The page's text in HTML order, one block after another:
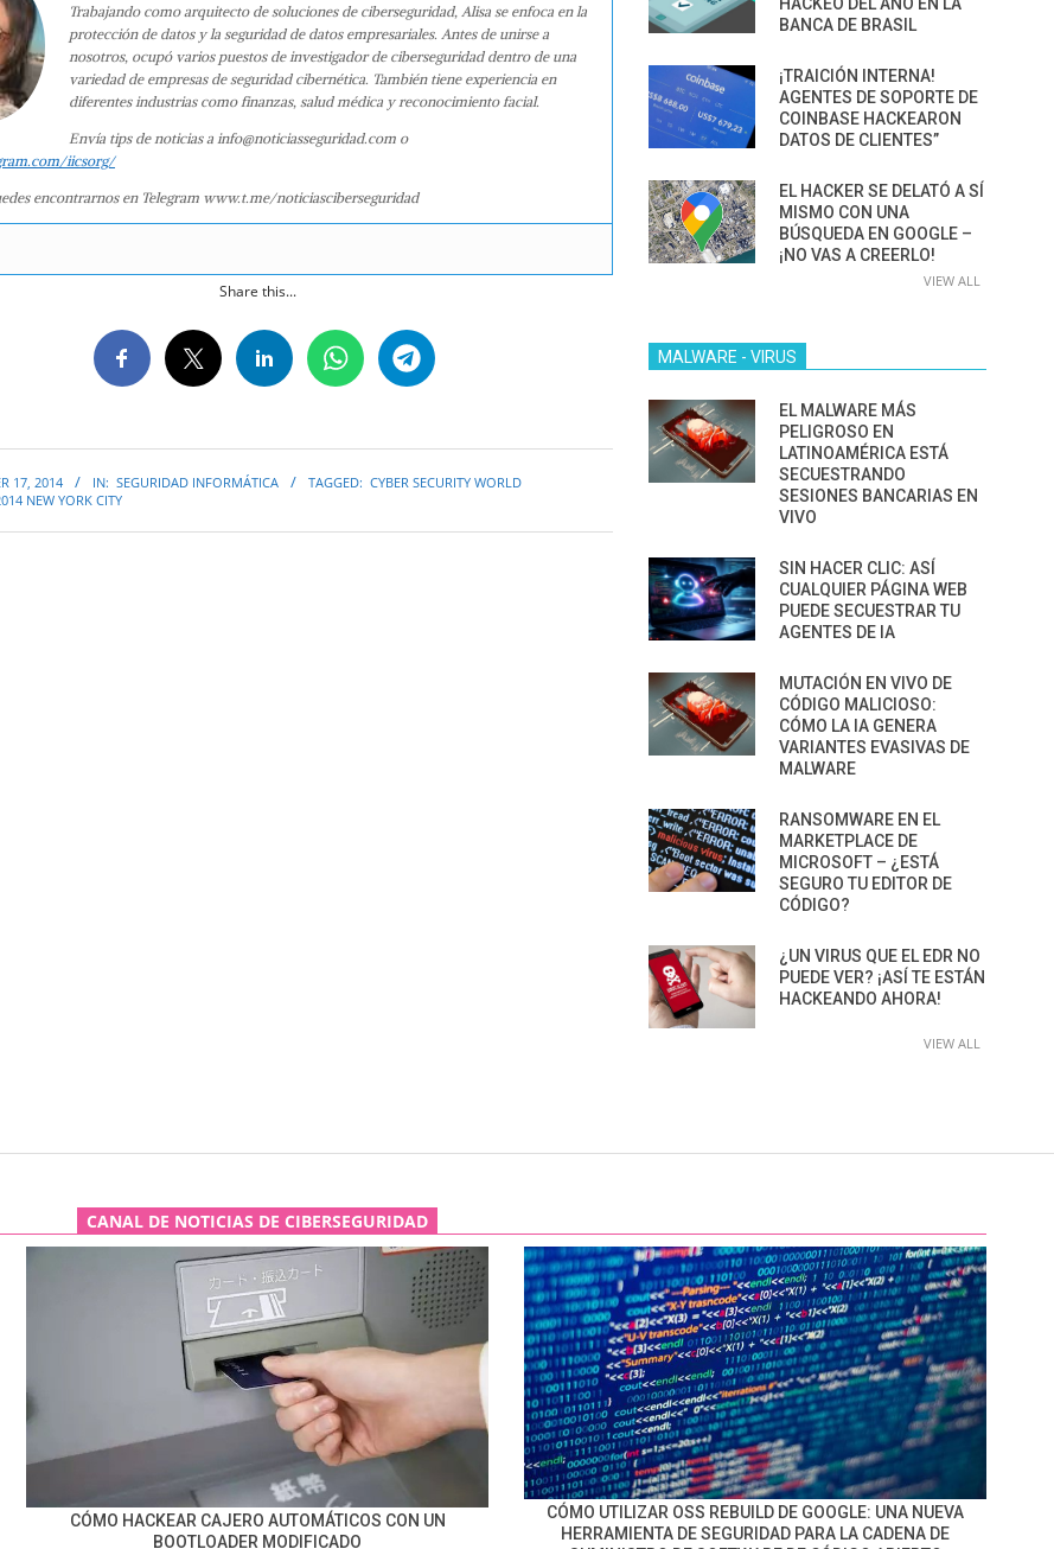
Trabajando como arquitecto de soluciones de ciberseguridad, Alisa se enfoca en la
protección de datos y la seguridad de datos empresariales. Antes de unirse a
nosotros, ocupó varios puestos de investigador de ciberseguridad dentro de una
variedad de empresas de seguridad cibernética. También tiene experiencia en
diferentes industrias como finanzas, salud médica y reconocimiento facial.
Envía tips de noticias a info@noticiasseguridad.com o
iicsorg/
encontrarnos en Telegram www.t.me/noticiasciberseguridad
Share this...
17, 2014 IN: SEGURIDAD INFORMÁTICA TAGGED: CYBER SECURITY WORLD
NEW YORK CITY
BANCA DE BRASIL
¡TRAICIÓN INTERNA!
AGENTES DE SOPORTE DE
COINBASE HACKEARON
DATOS DE CLIENTES”
EL HACKER SE DELATÓ A SÍ
MISMO CON UNA
BÚSQUEDA EN GOOGLE –
¡NO VAS A CREERLO!
VIEW ALL
MALWARE - VIRUS
EL MALWARE MÁS
PELIGROSO EN
LATINOAMÉRICA ESTÁ
SECUESTRANDO
SESIONES BANCARIAS EN
VIVO
SIN HACER CLIC: ASÍ
CUALQUIER PÁGINA WEB
PUEDE SECUESTRAR TU
AGENTES DE IA
MUTACIÓN EN VIVO DE
CÓDIGO MALICIOSO:
CÓMO LA IA GENERA
VARIANTES EVASIVAS DE
MALWARE
RANSOMWARE EN EL
MARKETPLACE DE
MICROSOFT – ¿ESTÁ
SEGURO TU EDITOR DE
CÓDIGO?
¿UN VIRUS QUE EL EDR NO
PUEDE VER? ¡ASÍ TE ESTÁN
HACKEANDO AHORA!
VIEW ALL
CANAL DE NOTICIAS DE CIBERSEGURIDAD
CÓMO HACKEAR CAJERO AUTOMÁTICOS CON UN
BOOTLOADER MODIFICADO
CÓMO UTILIZAR OSS REBUILD DE GOOGLE: UNA NUEVA
HERRAMIENTA DE SEGURIDAD PARA LA CADENA DE